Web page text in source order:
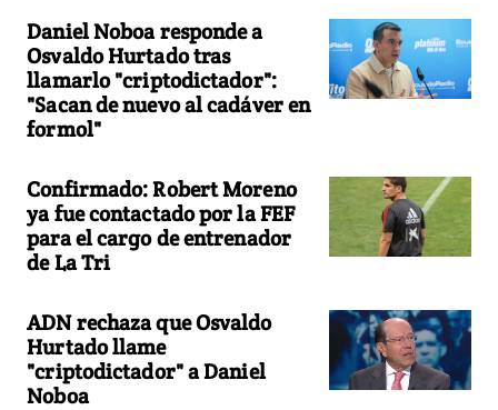
Daniel Noboa responde a
Osvaldo Hurtado tras
llamarlo "criptodictador":
"Sacan de nuevo al cadáver en
formol"
Confirmado: Robert Moreno
ya fue contactado por la FEF
para el cargo de entrenador
de La Tri
ADN rechaza que Osvaldo
Hurtado llame
"criptodictador" a Daniel
Noboa